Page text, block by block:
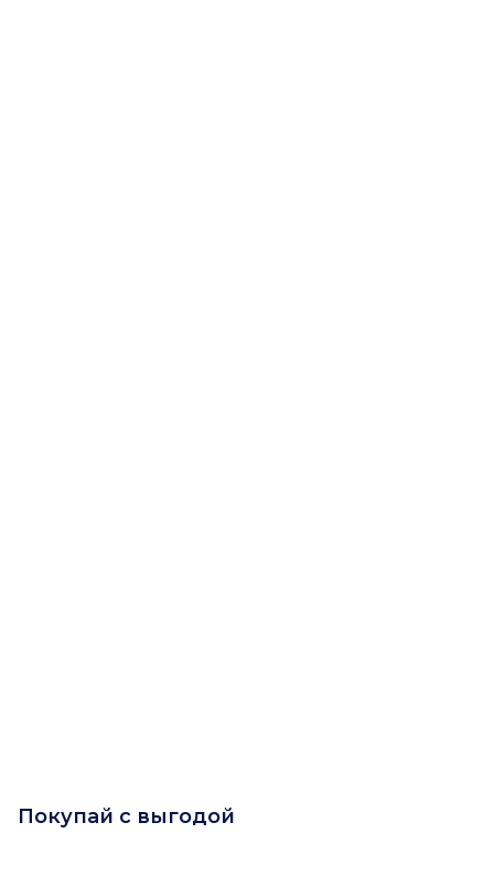
Покупай с выгодой